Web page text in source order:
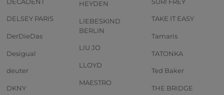
DELSEY PARIS
DerDieDas
Desigual
deuter
DKNY
HEYDEN
LIEBESKIND
BERLIN
LIU JO
LLOYD
MAESTRO
TAKE IT EASY
Tamaris
TATONKA
Ted Baker
THE BRIDGE